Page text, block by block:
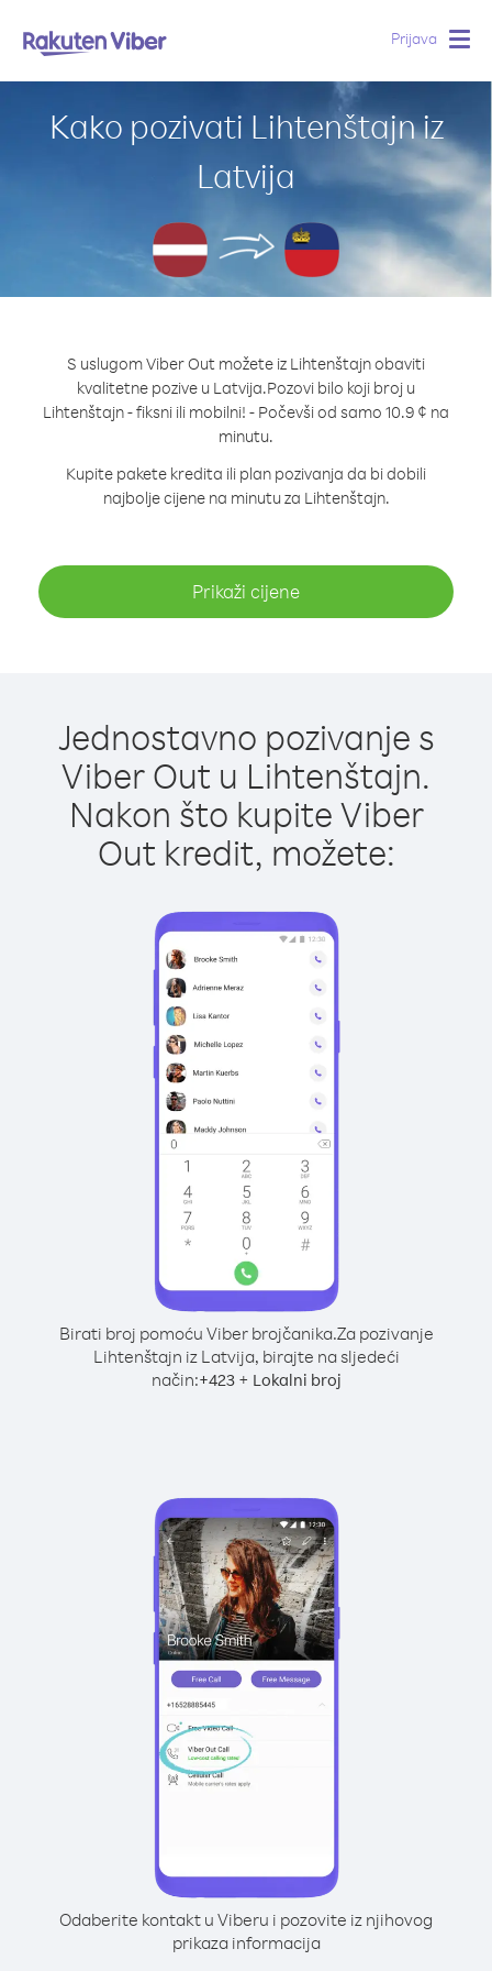
Prijava
Kako pozivati Lihtenštajn iz
Latvija
S uslugom Viber Out možete iz Lihtenštajn obaviti
kvalitetne pozive u Latvija.Pozovi bilo koji broj u
Lihtenštajn - fiksni ili mobilni! - Počevši od samo 10.9 ¢ na
minutu.
Kupite pakete kredita ili plan pozivanja da bi dobili
najbolje cijene na minutu za Lihtenštajn.
Prikaži cijene
Jednostavno pozivanje s
Viber Out u Lihtenštajn.
Nakon što kupite Viber
Out kredit, možete:
Birati broj pomoću Viber brojčanika.Za pozivanje
Lihtenštajn iz Latvija, birajte na sljedeći
način:+423+ Lokalni broj
Odaberite kontakt u Viberu i pozovite iz njihovog
prikaza informacija